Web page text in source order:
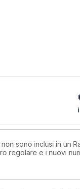
sono inclusi in un
regolare e i nuovi